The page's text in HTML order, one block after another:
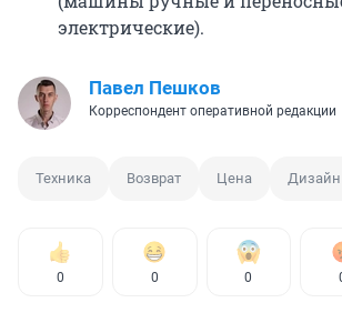
электрические).
Павел Пешков
Корреспондент оперативной редакции
Техника Возврат Цена Дизайн
0 0 0